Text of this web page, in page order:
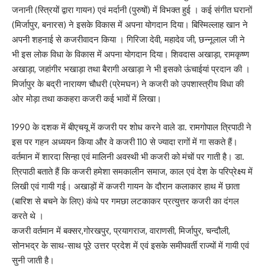
जनानी (स्त्रियों द्वारा गायन) एवं मर्दानी (पुरुषों) में विभक्त हुई । कई संगीत घरानों
(मिर्जापुर, बनारस) ने इसके विकास में अपना योगदान दिया। बिस्मिल्लाह खान ने
अपनी शहनाई से कजरीवादन किया । गिरिजा देवी, महादेव जी, छन्नूलाल जी ने
भी इस लोक विधा के विकास में अपना योगदान दिया। शिवदास अखाड़ा, रामकृष्ण
अखाड़ा, जहांगीर भखाड़ा तथा बैरागी अखाड़ा ने भी इसको ऊंचाईयां प्रदान की ।
मिर्जापुर के बद्री नारायण चौधरी (प्रेमघन) ने कजरी को उपशास्त्रीय विधा की
ओर मोड़ा तथा ककहरा कजरी कई भावों में लिखा।
1990 के दशक में बीएचयू में कजरी पर शोध करने वाले डा. रामगोपाल त्रिपाठी ने
इस पर गहन अध्ययन किया और वे कजरी 110 से ज्यादा रागों में गा सकते हैं।
वर्तमान में शारदा सिन्हा एवं मालिनी अवस्थी भी कजरी को मंचों पर गाती है। डा.
त्रिपाठी बताते हैं कि कजरी हमेशा समकालीन समाज, काल एवं देश के परिप्रेक्ष्य में
लिखी एवं गायी गई। अखाड़ों में कजरी गायन के दौरान कलाकार हाथ में छाता
(बारिश से बचने के लिए) कंधे पर गमछा लटकाकर प्रत्युत्तर कजरी का दंगल
करते थे ।
कजरी वर्तमान में बक्सर,गोरखपुर, प्रयागराज, वाराणसी, मिर्जापुर, चन्दौली,
सोनभद्र के साथ-साथ पूरे उत्तर प्रदेश में एवं इसके समीपवर्ती राज्यों में गायी एवं
सुनी जाती है।